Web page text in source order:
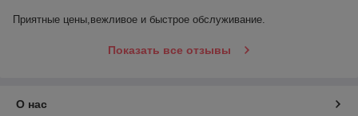
Приятные цены,вежливое и быстрое обслуживание.
Показать все отзывы
О нас